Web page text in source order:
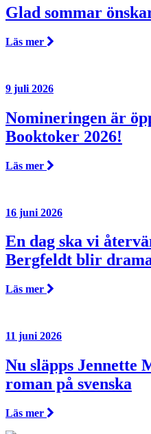
Glad sommar
Läs mer
9 juli 2026
Nomineringen är
Booktoker 2026!
Läs mer
16 juni 2026
En dag ska vi
Bergfeldt blir
Läs mer
11 juni 2026
Nu släpps Jennette
roman på svenska
Läs mer